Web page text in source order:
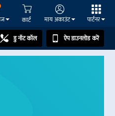
कार्ट माय अकाउंट पार्टनर
डु नॉट कॉल ऐप डाउनलोड करें